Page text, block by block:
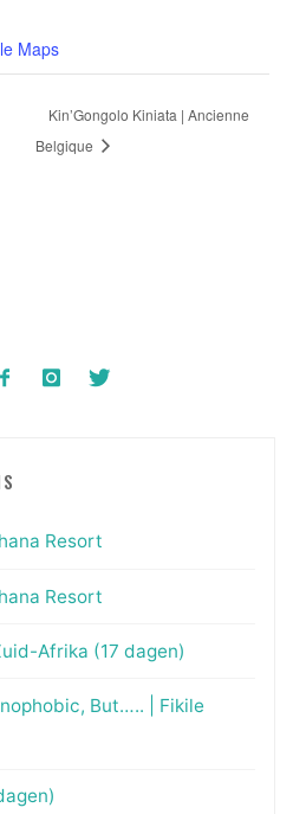
Maps
Kin’Gongolo Kiniata | Ancienne
Belgique
Resort
Resort
Afrika (17 dagen)
But….. | Fikile